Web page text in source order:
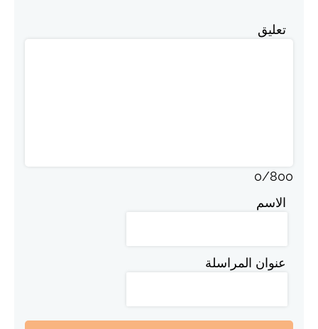
تعليق
0/800
الاسم
عنوان المراسلة